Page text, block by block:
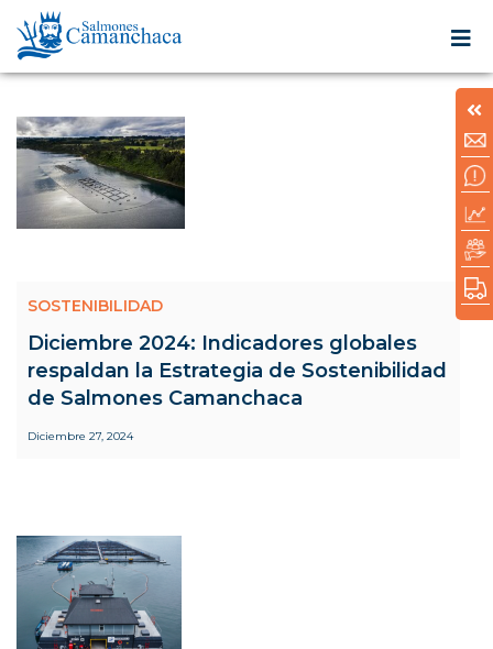
SOSTENIBILIDAD
Diciembre 2024: Indicadores globales
respaldan la Estrategia de Sostenibilidad
de Salmones Camanchaca
Diciembre 27, 2024